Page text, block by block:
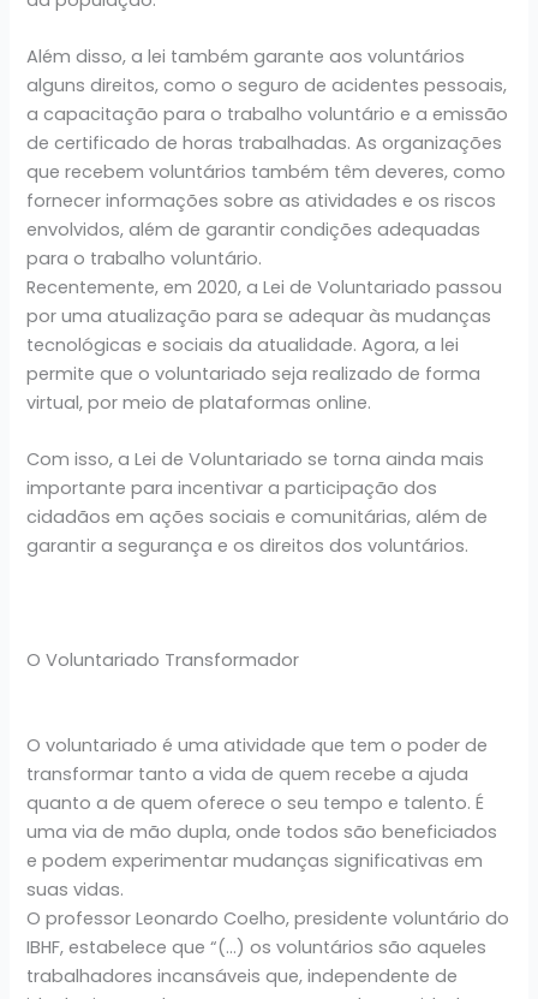
Além disso, a lei também garante aos voluntários
alguns direitos, como o seguro de acidentes pessoais,
a capacitação para o trabalho voluntário e a emissão
de certificado de horas trabalhadas. As organizações
que recebem voluntários também têm deveres, como
fornecer informações sobre as atividades e os riscos
envolvidos, além de garantir condições adequadas
para o trabalho voluntário.
Recentemente, em 2020, a Lei de Voluntariado passou
por uma atualização para se adequar às mudanças
tecnológicas e sociais da atualidade. Agora, a lei
permite que o voluntariado seja realizado de forma
virtual, por meio de plataformas online.
Com isso, a Lei de Voluntariado se torna ainda mais
importante para incentivar a participação dos
cidadãos em ações sociais e comunitárias, além de
garantir a segurança e os direitos dos voluntários.
O Voluntariado Transformador
O voluntariado é uma atividade que tem o poder de
transformar tanto a vida de quem recebe a ajuda
quanto a de quem oferece o seu tempo e talento. É
uma via de mão dupla, onde todos são beneficiados
e podem experimentar mudanças significativas em
suas vidas.
O professor Leonardo Coelho, presidente voluntário do
IBHF, estabelece que “(…) os voluntários são aqueles
trabalhadores incansáveis que, independente de